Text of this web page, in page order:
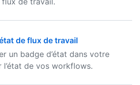
de flux de travail
un badge d’état dans votre
de vos workflows.